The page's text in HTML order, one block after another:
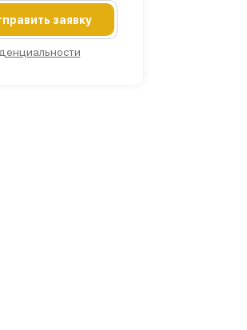
заявку